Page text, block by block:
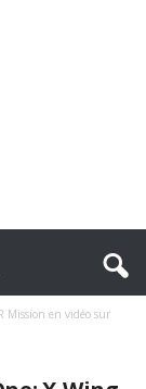
Mission en vidéo sur